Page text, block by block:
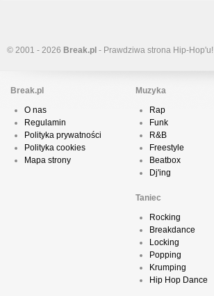
© 2001 - 2026 Break.pl - Prawdziwa strona Hip-Hop'u!
Break.pl
O nas
Regulamin
Polityka prywatności
Polityka cookies
Mapa strony
Muzyka
Rap
Funk
R&B
Freestyle
Beatbox
Dj'ing
Taniec
Rocking
Breakdance
Locking
Popping
Krumping
Hip Hop Dance